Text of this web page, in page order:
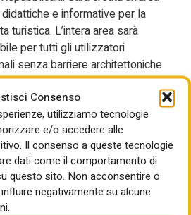
Consenso
utilizziamo tecnologie
e/o accedere alle
Il consenso a queste tecnologie
dati come il comportamento di
questo sito. Non acconsentire o
negativamente su alcune
e informative per la
turistica. L’intera area sarà
per tutti gli utilizzatori
senza barriere architettoniche
a verde rimarrà immersa nelle
ne saranno aggiunte altre 84 di
di vegetazione arbustiva
stagioni sia mediante il
dei profumi. L’area sarà chiusa da
sud ed est poiché gli altri lati
per dare sicurezza all’intero
prevenire atti vandalici.